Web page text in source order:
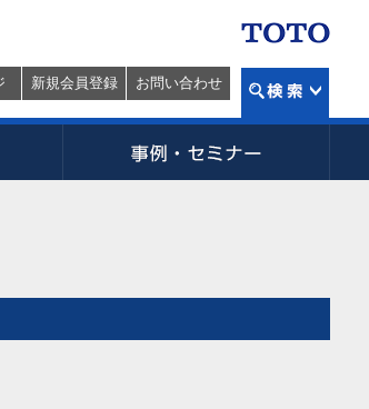
新規会員登録 お問い合わせ